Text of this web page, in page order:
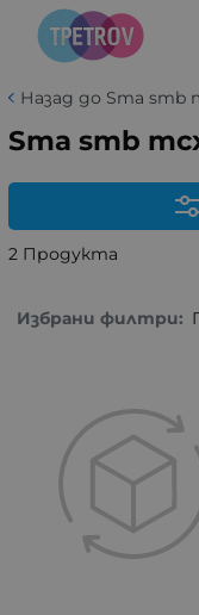
Назад до Sma smb
Sma smb
2 Продукта
Избрани филтри: